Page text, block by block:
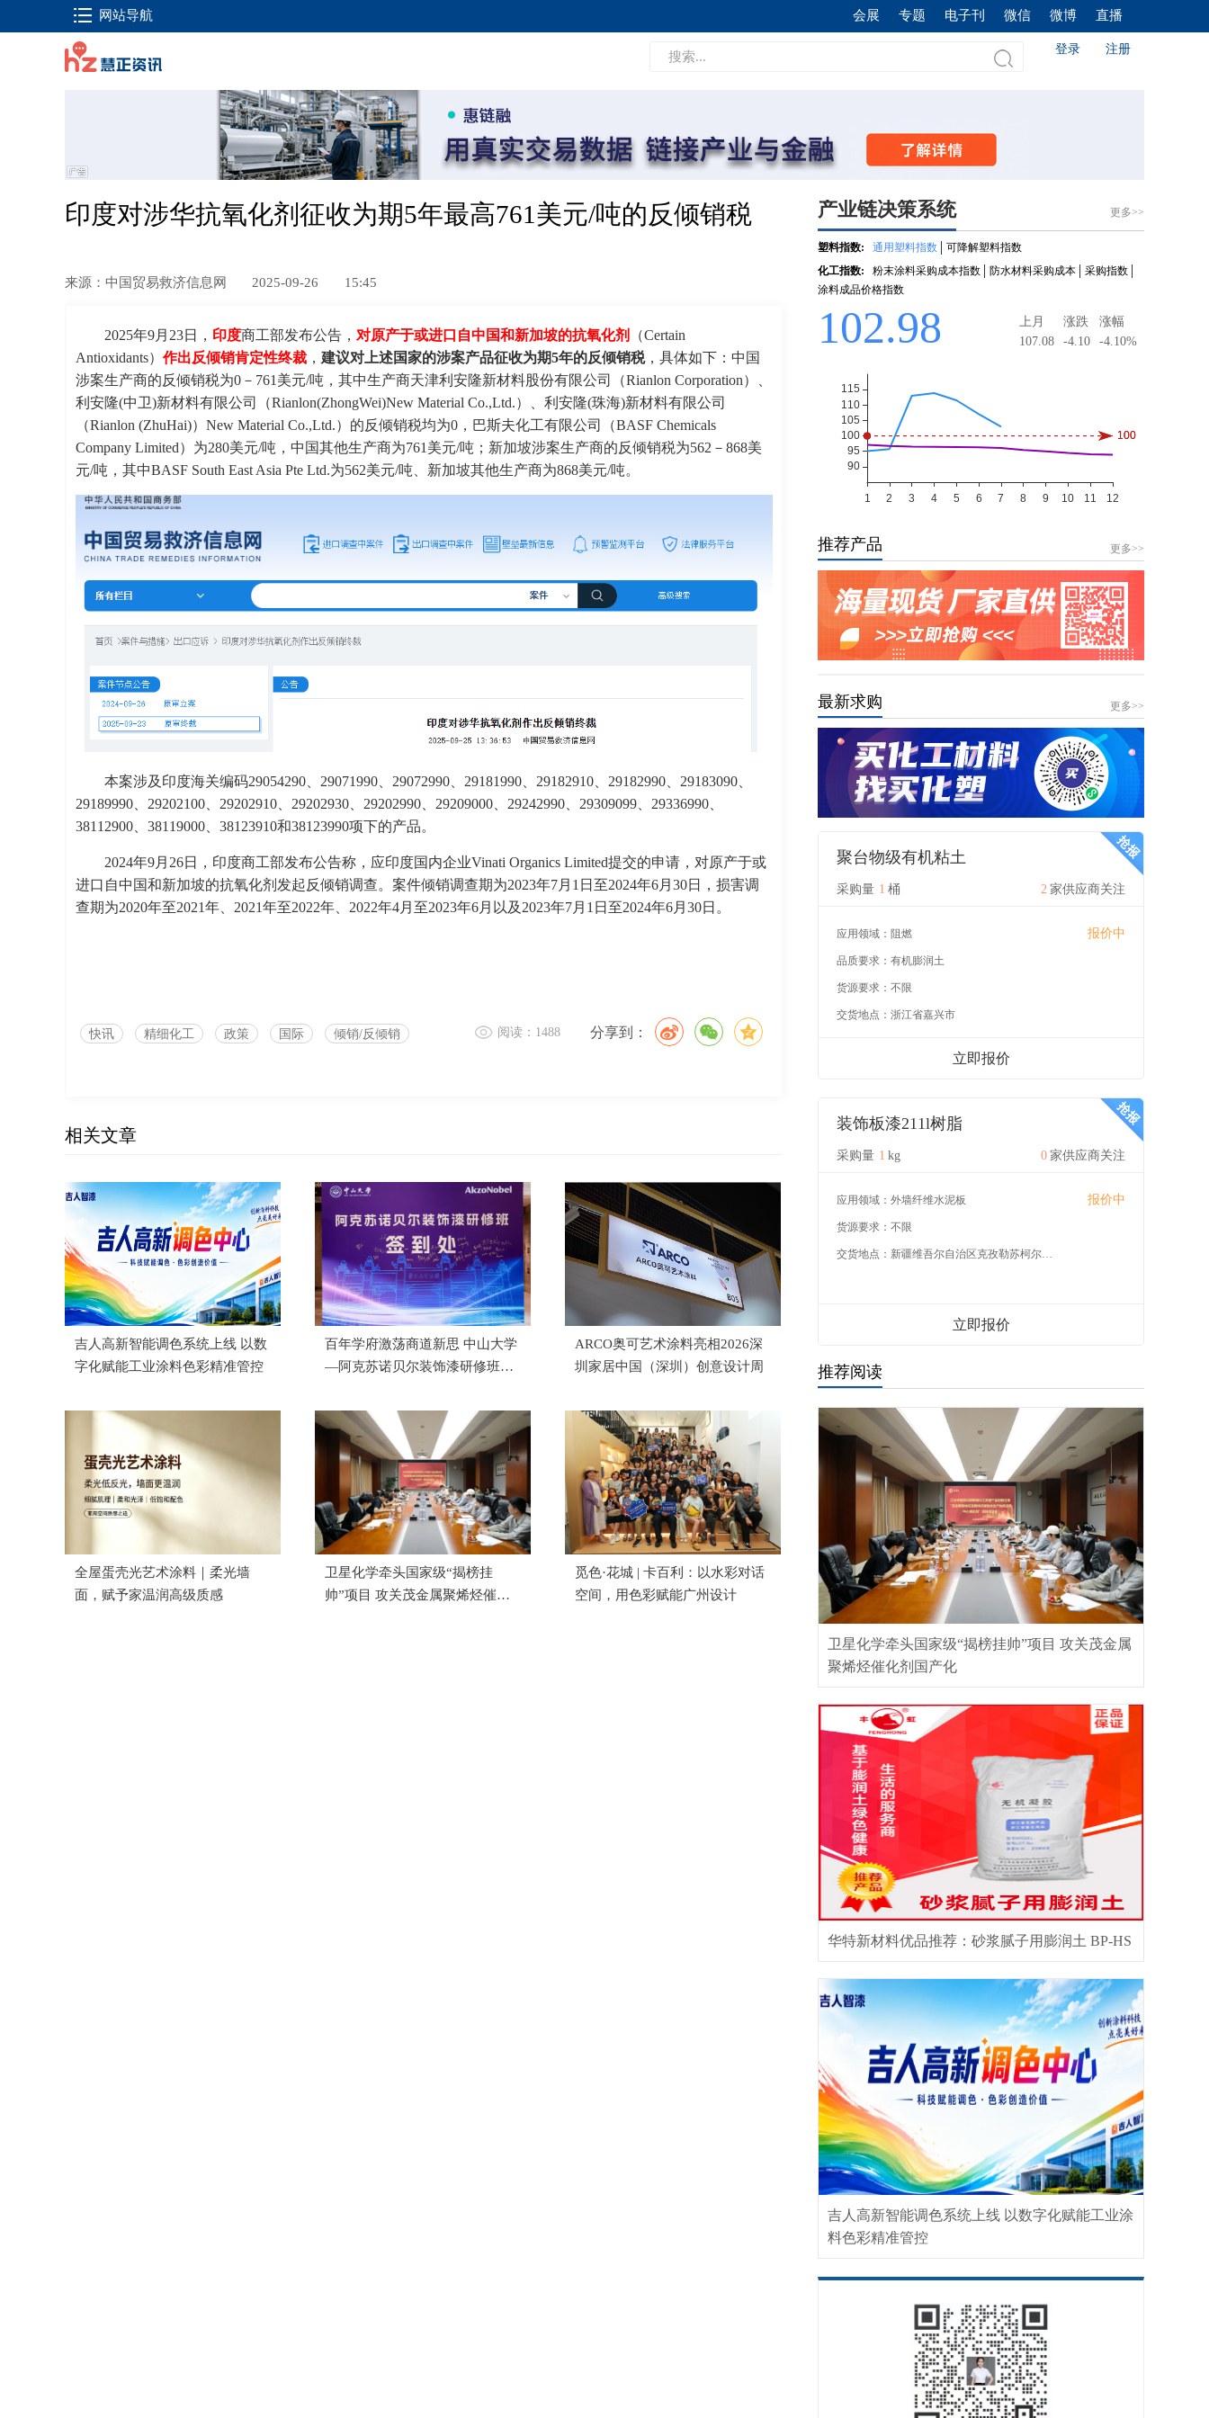
网站导航 会展 专题 电子刊 微信 微博 直播
登录 注册
印度对涉华抗氧化剂征收为期5年最高761美元/吨的反倾销税
来源：中国贸易救济信息网 2025-09-26 15:45
2025年9月23日， 印度商工部发布公告， 对原产于或进口自中国和新加坡的抗氧化剂
（Certain
Antioxidants） 作出反倾销肯定性终裁 ， 建议对上述国家的涉案产品征收为期5年的反倾销税，具体如下：中国
涉案生产商的反倾销税为0－761美元/吨，其中生产商天津利安隆新材料股份有限公司（Rianlon Corporation）、
利安隆(中卫)新材料有限公司（Rianlon(ZhongWei)New Material Co.,Ltd.）、利安隆(珠海)新材料有限公司
（Rianlon (ZhuHai)）New Material Co.,Ltd.）的反倾销税均为0，巴斯夫化工有限公司（BASF Chemicals
Company Limited）为280美元/吨，中国其他生产商为761美元/吨；新加坡涉案生产商的反倾销税为562－868美
元/吨，其中BASF South East Asia Pte Ltd.为562美元/吨、新加坡其他生产商为868美元/吨。
本案涉及印度海关编码29054290、29071990、29072990、29181990、29182910、29182990、29183090、
29189990、29202100、29202910、29202930、29202990、29209000、29242990、29309099、29336990、
38112900、38119000、38123910和38123990项下的产品。
2024年9月26日，印度商工部发布公告称，应印度国内企业Vinati Organics Limited提交的申请，对原产于或
进口自中国和新加坡的抗氧化剂发起反倾销调查。案件倾销调查期为2023年7月1日至2024年6月30日，损害调
查期为2020年至2021年、2021年至2022年、2022年4月至2023年6月以及2023年7月1日至2024年6月30日。
快讯 精细化工 政策 国际 倾销/反倾销 阅读：1488 分享到：
相关文章
吉人高新智能调色系统上线 以数
字化赋能工业涂料色彩精准管控
百年学府激荡商道新思 中山大学
—阿克苏诺贝尔装饰漆研修班成
ARCO奥可艺术涂料亮相2026深
圳家居中国（深圳）创意设计周
全屋蛋壳光艺术涂料｜柔光墙
面，赋予家温润高级质感
卫星化学牵头国家级“揭榜挂
帅”项目 攻关茂金属聚烯烃催化
觅色·花城 | 卡百利：以水彩对话
空间，用色彩赋能广州设计
推荐产品 更多>>
最新求购 更多>>
聚台物级有机粘土
采购量 1 桶 2 家供应商关注
应用领域： 阻燃 报价中
品质要求： 有机膨润土
货源要求： 不限
交货地点： 浙江省嘉兴市
立即报价
装饰板漆211l树脂
采购量 1 kg 0 家供应商关注
应用领域： 外墙纤维水泥板 报价中
货源要求： 不限
交货地点： 新疆维吾尔自治区克孜勒苏柯尔克孜自治州
立即报价
推荐阅读
卫星化学牵头国家级“揭榜挂帅”项目 攻关茂金属
聚烯烃催化剂国产化
华特新材料优品推荐：砂浆腻子用膨润土 BP-HS
吉人高新智能调色系统上线 以数字化赋能工业涂
料色彩精准管控